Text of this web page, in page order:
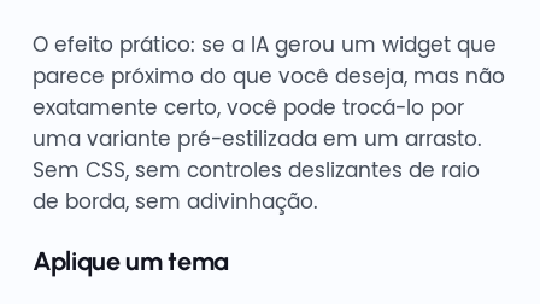
O efeito prático: se a IA gerou um widget que
parece próximo do que você deseja, mas não
exatamente certo, você pode trocá-lo por
uma variante pré-estilizada em um arrasto.
Sem CSS, sem controles deslizantes de raio
de borda, sem adivinhação.
Aplique um tema